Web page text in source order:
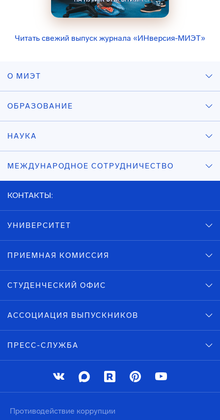
Читать свежий выпуск журнала «ИНверсия-МИЭТ»
О МИЭТ
ОБРАЗОВАНИЕ
НАУКА
МЕЖДУНАРОДНОЕ СОТРУДНИЧЕСТВО
КОНТАКТЫ:
УНИВЕРСИТЕТ
ПРИЕМНАЯ КОМИССИЯ
СТУДЕНЧЕСКИЙ ОФИС
АССОЦИАЦИЯ ВЫПУСКНИКОВ
ПРЕСС-СЛУЖБА
Противодействие коррупции